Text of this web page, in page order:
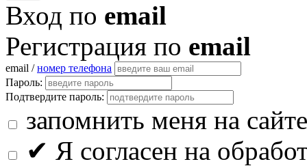
Вход по email
Регистрация по email
email /номер телефона
Пароль:
Подтвердите пароль:
запомнить меня на сайте
✔ Я согласен на